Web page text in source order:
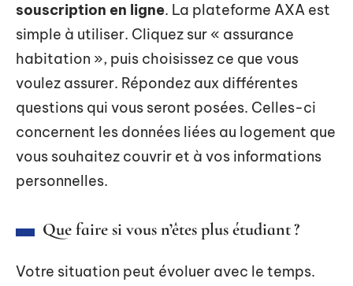
souscription en ligne. La plateforme AXA est
simple à utiliser. Cliquez sur « assurance
habitation », puis choisissez ce que vous
voulez assurer. Répondez aux différentes
questions qui vous seront posées. Celles-ci
concernent les données liées au logement que
vous souhaitez couvrir et à vos informations
personnelles.
Que faire si vous n’êtes plus étudiant ?
Votre situation peut évoluer avec le temps.